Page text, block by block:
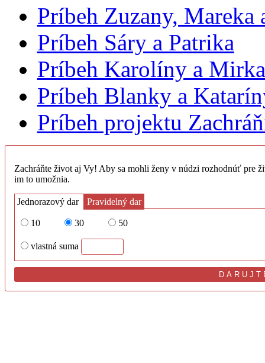
Príbeh Zuzany, Mareka
Príbeh Sáry a Patrika
Príbeh Karolíny a Mirka
Príbeh Blanky a
Príbeh projektu